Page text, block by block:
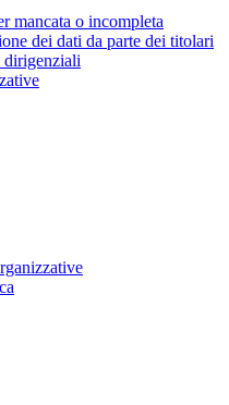
mancata o incompleta
dei dati da parte dei titolari